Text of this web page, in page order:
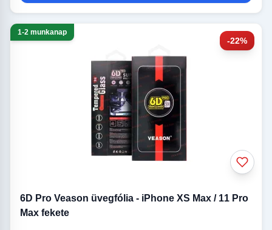
-22%
1-2 munkanap
6D Pro Veason üvegfólia - iPhone XS Max / 11 Pro
Max fekete